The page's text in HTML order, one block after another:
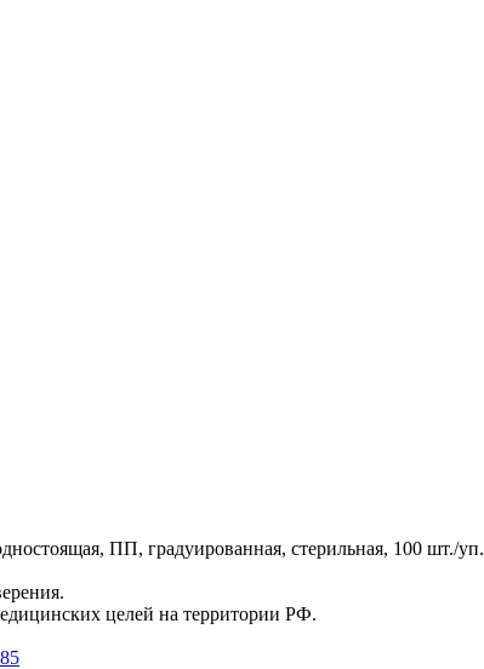
ПП, градуированная, стерильная, 100 шт./уп.
целей на территории РФ.